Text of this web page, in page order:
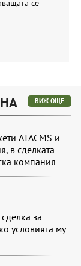
се
ВИЖ ОЩЕ
ATACMS и
в сделката
компания
за
условията му